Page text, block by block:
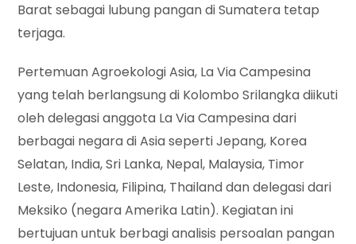
Barat sebagai lubung pangan di Sumatera tetap
terjaga.
Pertemuan Agroekologi Asia, La Via Campesina
yang telah berlangsung di Kolombo Srilangka diikuti
oleh delegasi anggota La Via Campesina dari
berbagai negara di Asia seperti Jepang, Korea
Selatan, India, Sri Lanka, Nepal, Malaysia, Timor
Leste, Indonesia, Filipina, Thailand dan delegasi dari
Meksiko (negara Amerika Latin). Kegiatan ini
bertujuan untuk berbagi analisis persoalan pangan